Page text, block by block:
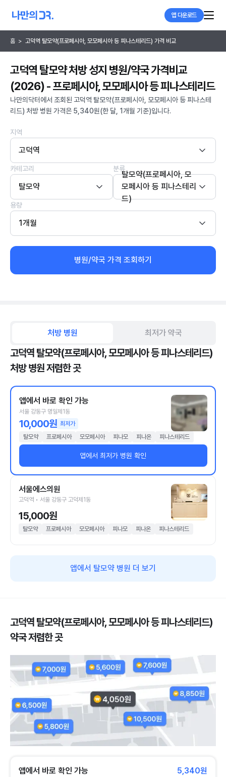
앱 다운로드
홈 > 고덕역 탈모약(프로페시아, 모모페시아 등 피나스테리드) 가격 비교
고덕역 탈모약 처방 성지 병원/약국 가격비교
(2026) - 프로페시아, 모모페시아 등 피나스테리드
나만의닥터에서 조회된 고덕역 탈모약(프로페시아, 모모페시아 등 피나스테
리드) 처방 병원 가격은 5,340원(한 달, 1개월 기준)입니다.
지역
고덕역
카테고리
탈모약
분류
탈모약(프로페시아, 모
모페시아 등 피나스테리
드)
용량
1개월
병원/약국 가격 조회하기
처방 병원 최저가 약국
고덕역 탈모약(프로페시아, 모모페시아 등 피나스테리드)
처방 병원 저렴한 곳
앱에서 바로 확인 가능
서울 강동구 명일제1동
10,000원 최저가
탈모약
프로페시아 모모페시아 피나모 피나온 피나스테리드
앱에서 최저가 병원 확인
서울에스의원
고덕역 • 서울 강동구 고덕제1동
15,000원
탈모약 프로페시아 모모페시아 피나모 피나온 피나스테리드
앱에서 탈모약 병원 더 보기
고덕역 탈모약(프로페시아, 모모페시아 등 피나스테리드)
약국 저렴한 곳
앱에서 바로 확인 가능 5,340원